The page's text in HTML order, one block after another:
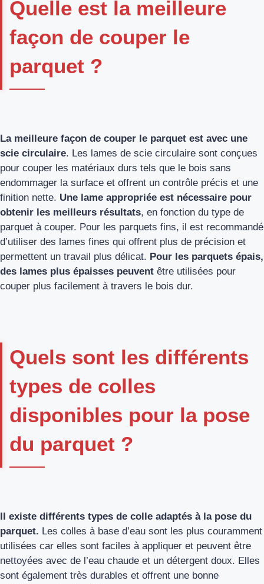
Quelle est la meilleure
façon de couper le
parquet ?
La meilleure façon de couper le parquet est avec une
scie circulaire. Les lames de scie circulaire sont conçues
pour couper les matériaux durs tels que le bois sans
endommager la surface et offrent un contrôle précis et une
finition nette. Une lame appropriée est nécessaire pour
obtenir les meilleurs résultats, en fonction du type de
parquet à couper. Pour les parquets fins, il est recommandé
d’utiliser des lames fines qui offrent plus de précision et
permettent un travail plus délicat. Pour les parquets épais,
des lames plus épaisses peuvent être utilisées pour
couper plus facilement à travers le bois dur.
Quels sont les différents
types de colles
disponibles pour la pose
du parquet ?
Il existe différents types de colle adaptés à la pose du
parquet. Les colles à base d’eau sont les plus couramment
utilisées car elles sont faciles à appliquer et peuvent être
nettoyées avec de l’eau chaude et un détergent doux. Elles
sont également très durables et offrent une bonne